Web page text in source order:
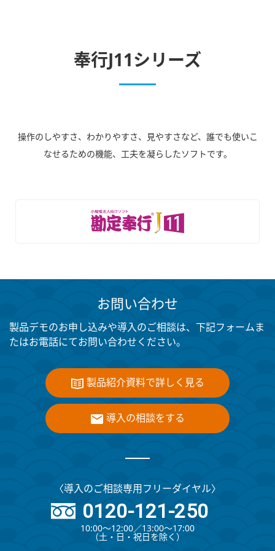
奉行J11シリーズ
操作のしやすさ、わかりやすさ、見やすさなど、誰でも使いこ
なせるための機能、工夫を凝らしたソフトです。
お問い合わせ
製品デモのお申し込みや導入のご相談は、下記フォームま
たはお電話にてお問い合わせください。
製品紹介資料で詳しく見る
導入の相談をする
〈導入のご相談専用フリーダイヤル〉
0120-121-250
10:00～12:00∕13:00～17:00
（⼟・⽇・祝⽇を除く）